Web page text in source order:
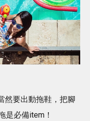
然要出動拖鞋，把腳
是必備item！